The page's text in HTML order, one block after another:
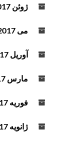
ژوئن 2017
می 2017
آوریل 2017
مارس 2017
فوریه 2017
ژانویه 2017